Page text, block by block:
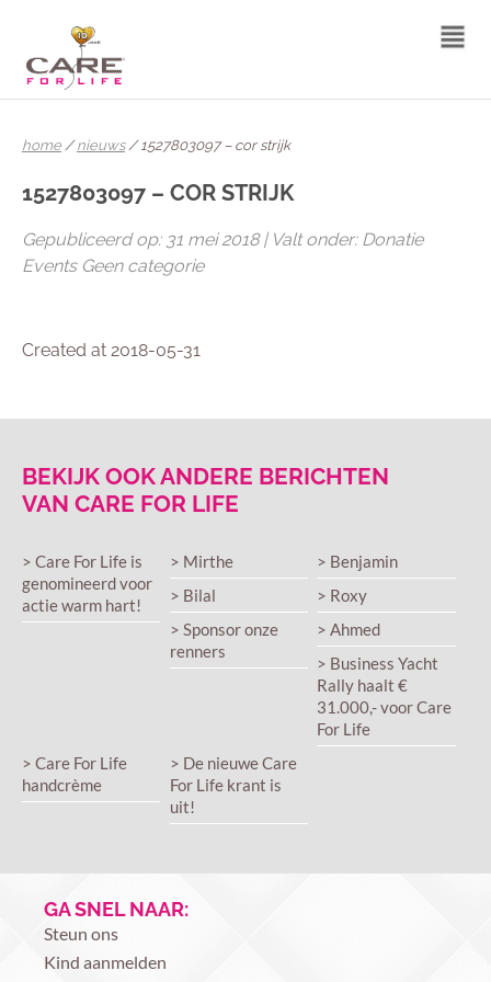
home /nieuws/ 1527803097 – cor strijk
1527803097 – COR STRIJK
Gepubliceerd op: 31 mei 2018 | Valt onder: Donatie
Events Geen categorie
Created at 2018-05-31
BEKIJK OOK ANDERE BERICHTEN
VAN CARE FOR LIFE
> Care For Life is
genomineerd voor
actie warm hart!
> Mirthe
> Benjamin
> Bilal
> Roxy
> Sponsor onze
renners
> Ahmed
> Business Yacht
Rally haalt €
31.000,- voor Care
For Life
> Care For Life
handcrème
> De nieuwe Care
For Life krant is
uit!
GA SNEL NAAR:
Steun ons
Kind aanmelden